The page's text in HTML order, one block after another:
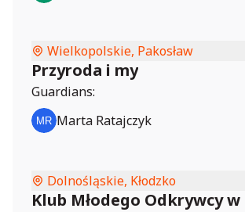
Wielkopolskie, Pakosław
Przyroda i my
Guardians:
Marta Ratajczyk
Dolnośląskie, Kłodzko